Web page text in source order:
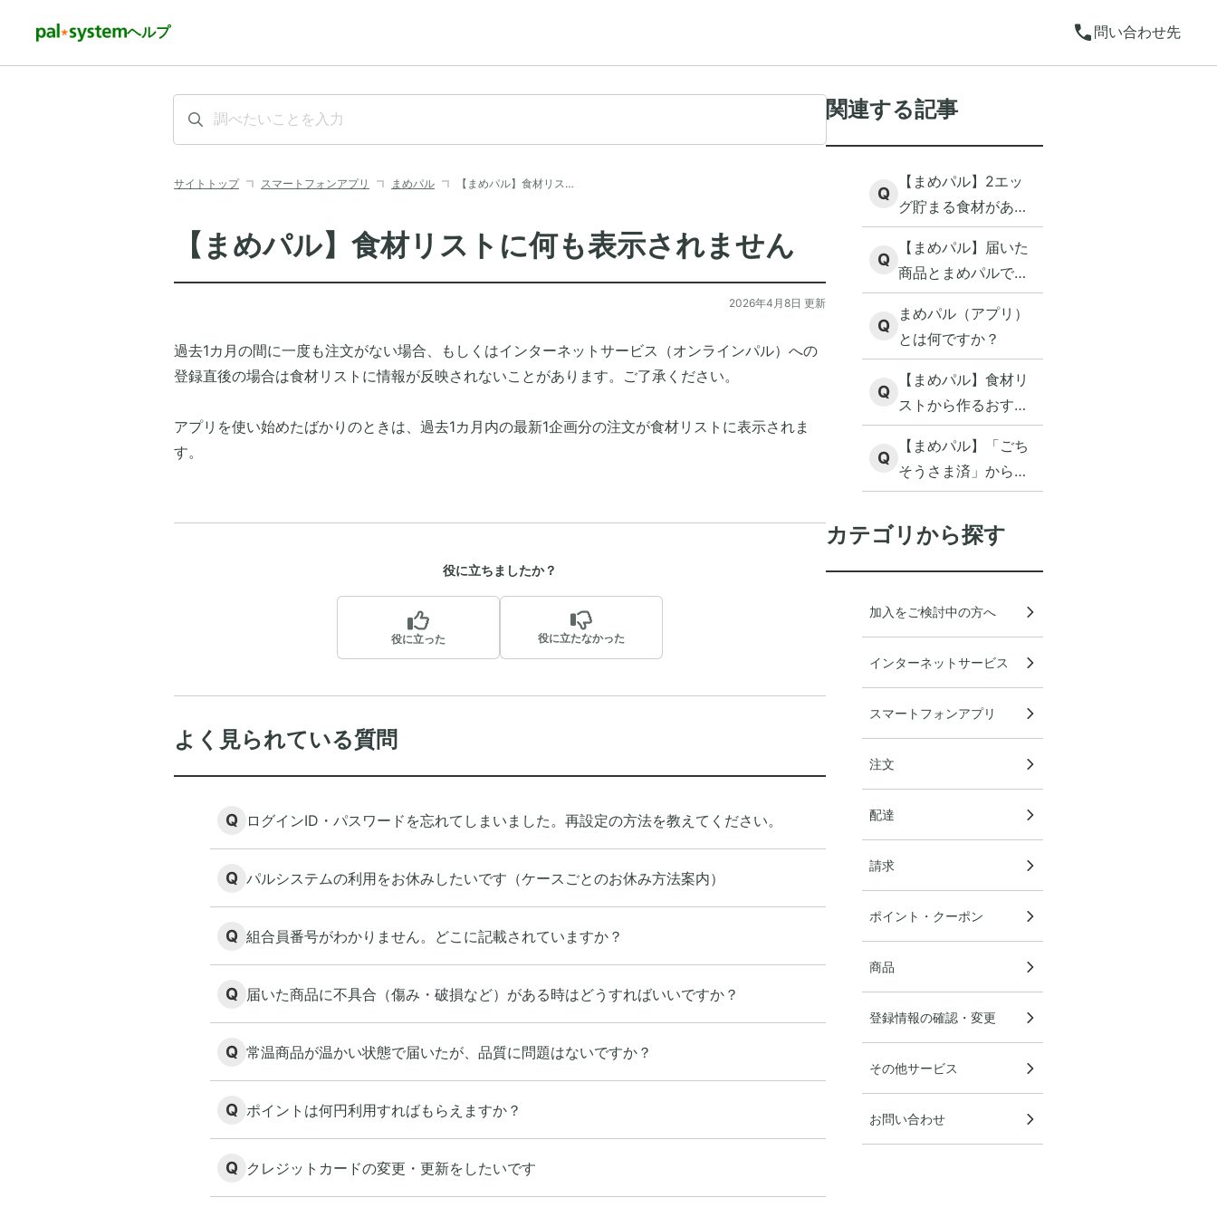
ヘルプ call 問い合わせ先
サイトトップ スマートフォンアプリ まめパル 【まめパル】食材リス…
【まめパル】食材リストに何も表示されません
2026年4月8日 更新
過去1カ月の間に一度も注文がない場合、もしくはインターネットサービス（オンラインパル）への
登録直後の場合は食材リストに情報が反映されないことがあります。ご了承ください。
アプリを使い始めたばかりのときは、過去1カ月内の最新1企画分の注文が食材リストに表示されま
す。
役に立ちましたか？
役に立った 役に立たなかった
よく見られている質問
Q ログインID・パスワードを忘れてしまいました。再設定の方法を教えてください。
Q パルシステムの利用をお休みしたいです（ケースごとのお休み方法案内）
Q 組合員番号がわかりません。どこに記載されていますか？
Q 届いた商品に不具合（傷み・破損など）がある時はどうすればいいですか？
Q 常温商品が温かい状態で届いたが、品質に問題はないですか？
Q ポイントは何円利用すればもらえますか？
Q クレジットカードの変更・更新をしたいです
関連する記事
Q
【まめパル】2エッ
グ貯まる食材がある
のですが、どういう
場合ですか？
Q
【まめパル】届いた
商品とまめパルで表
示されている賞味
（消費）期限が異な
ります
Q
まめパル（アプリ）
とは何ですか？
Q
【まめパル】食材リ
ストから作るおすす
めレシピとは何です
か？
Q
【まめパル】「ごち
そうさま済」からも
消えてしまった商品
のクチコミを見たい
のですが。
カテゴリから探す
加入をご検討中の方へ
インターネットサービス
スマートフォンアプリ
注文
配達
請求
ポイント・クーポン
商品
登録情報の確認・変更
その他サービス
お問い合わせ